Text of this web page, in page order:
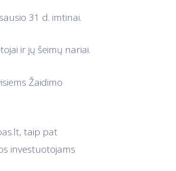
31 d. imtinai.
ir jų šeimų nariai.
Žaidimo
taip pat
investuotojams